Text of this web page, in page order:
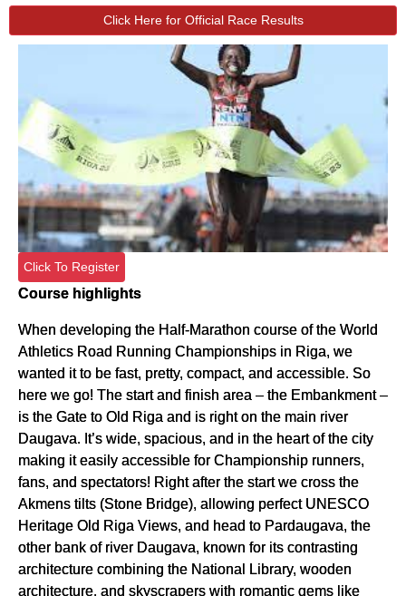
Click Here for Official Race Results
Click To Register
Course highlights
When developing the Half-Marathon course of the World
Athletics Road Running Championships in Riga, we
wanted it to be fast, pretty, compact, and accessible. So
here we go! The start and finish area – the Embankment –
is the Gate to Old Riga and is right on the main river
Daugava. It’s wide, spacious, and in the heart of the city
making it easily accessible for Championship runners,
fans, and spectators! Right after the start we cross the
Akmens tilts (Stone Bridge), allowing perfect UNESCO
Heritage Old Riga Views, and head to Pardaugava, the
other bank of river Daugava, known for its contrasting
architecture combining the National Library, wooden
architecture, and skyscrapers with romantic gems like